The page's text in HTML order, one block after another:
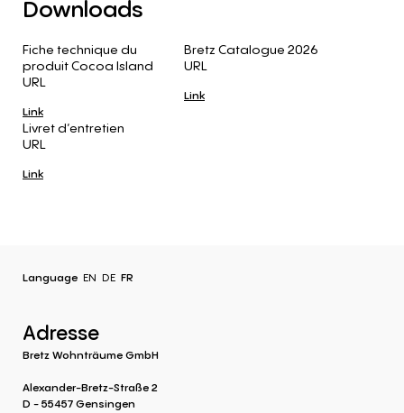
Downloads
Fiche technique du
produit Cocoa Island
URL
Link
Bretz Catalogue 2026
URL
Link
Livret d’entretien
URL
Link
Language EN DE FR
Adresse
Bretz Wohnträume GmbH
Alexander-Bretz-Straße 2
D - 55457 Gensingen